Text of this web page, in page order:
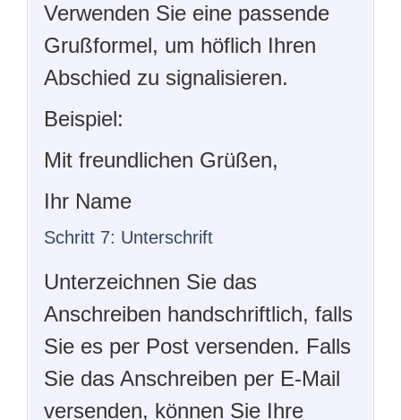
Verwenden Sie eine passende
Grußformel, um höflich Ihren
Abschied zu signalisieren.
Beispiel:
Mit freundlichen Grüßen,
Ihr Name
Schritt 7: Unterschrift
Unterzeichnen Sie das
Anschreiben handschriftlich, falls
Sie es per Post versenden. Falls
Sie das Anschreiben per E-Mail
versenden, können Sie Ihre